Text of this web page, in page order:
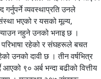
गर्नुपर्ने व्यवस्थाप्रति उनले
भएको र यसको मूल्य,
नहुने उनको भनाइ छ ।
रहेको र संघहरूले बचत
उनको दावी छ । तीन वर्षभित्र
९० अर्ब भन्दा बढीको वित्तीय